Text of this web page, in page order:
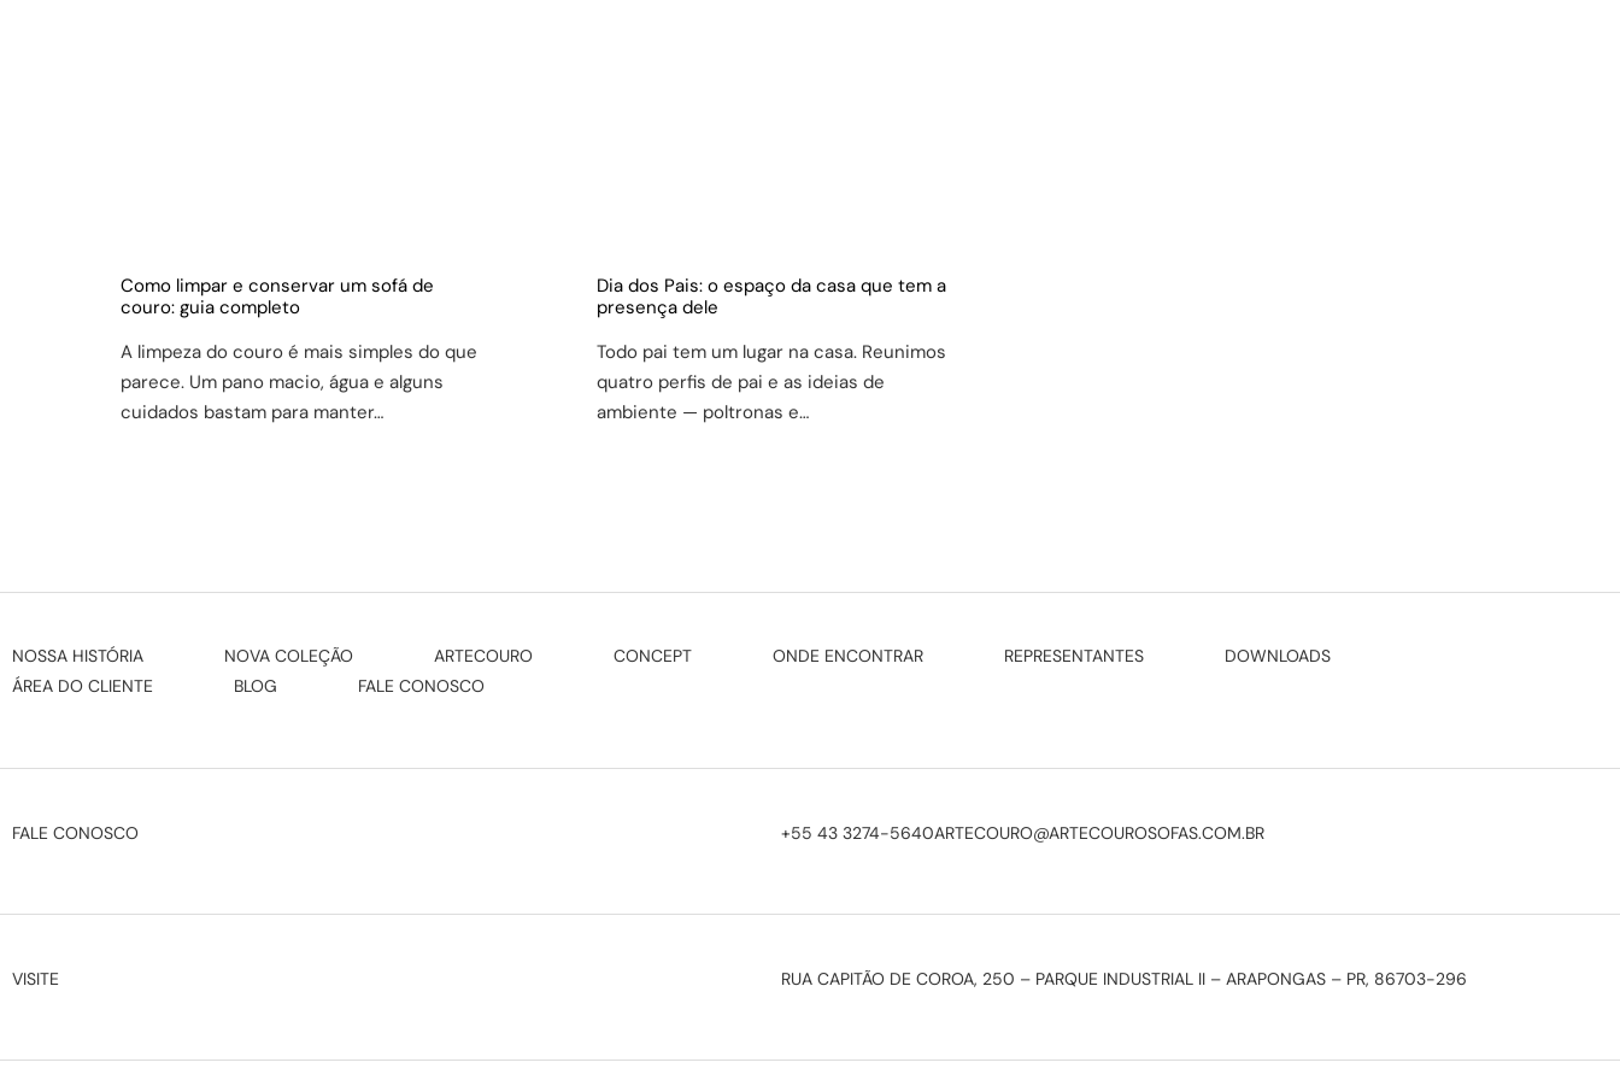
Como limpar e conservar um sofá de
couro: guia completo
A limpeza do couro é mais simples do que
parece. Um pano macio, água e alguns
cuidados bastam para manter…
Dia dos Pais: o espaço da casa que tem a
presença dele
Todo pai tem um lugar na casa. Reunimos
quatro perfis de pai e as ideias de
ambiente — poltronas e…
NOSSA HISTÓRIA NOVA COLEÇÃO ARTECOURO CONCEPT ONDE ENCONTRAR REPRESENTANTES
DOWNLOADS
ÁREA DO CLIENTE
BLOG FALE CONOSCO
FALE CONOSCO +55 43 3274-5640ARTECOURO@ARTECOUROSOFAS.COM.BR
VISITE RUA CAPITÃO DE COROA, 250 – PARQUE INDUSTRIAL II – ARAPONGAS – PR, 86703-296